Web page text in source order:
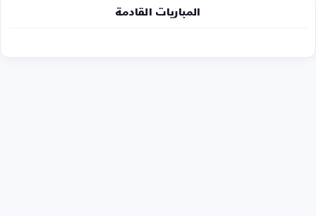
المباريات القادمة